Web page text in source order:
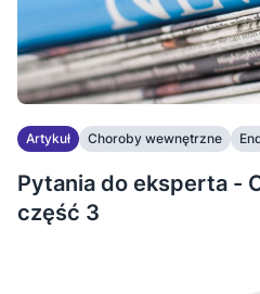
Artykuł Choroby wewnętrzne
Pytania do eksperta -
część 3